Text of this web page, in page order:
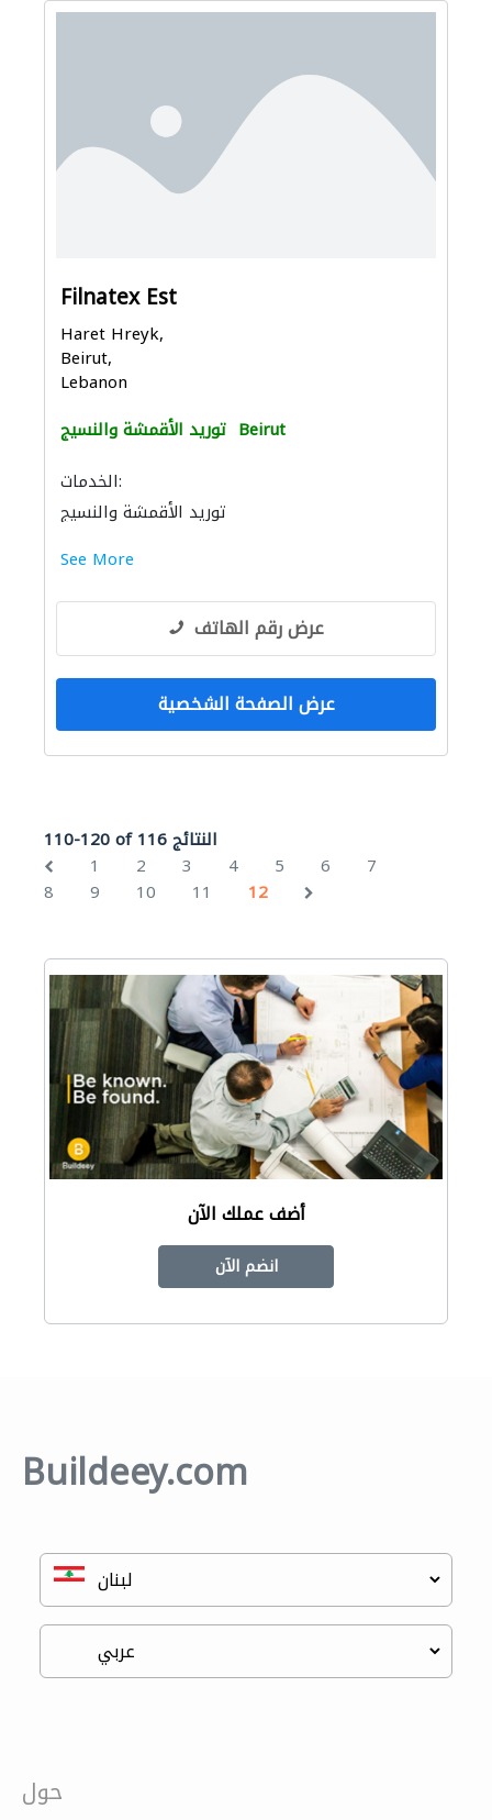
Filnatex Est
Haret Hreyk,
Beirut,
Lebanon
توريد الأقمشة والنسيج Beirut
الخدمات:
توريد الأقمشة والنسيج
See More
عرض رقم الهاتف
عرض الصفحة الشخصية
110-120 of 116 النتائج
1
2 3 4 5 6
7
8
9 10 11 12
أضف عملك الآن
انضم الآن
Buildeey.com
حول